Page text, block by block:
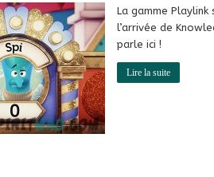
La gamme Playlink
l’arrivée de
parle ici !
Lire la suite